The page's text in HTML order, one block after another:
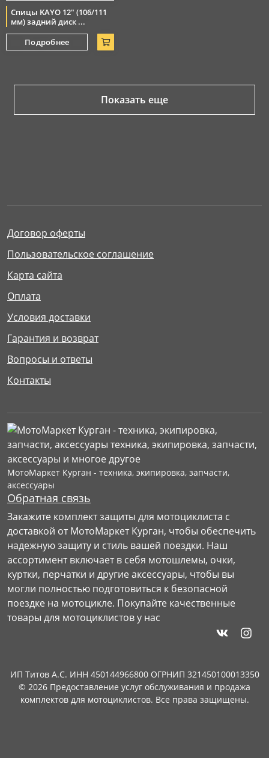
Спицы KAYO 12" (106/111
мм) задний диск ...
Подробнее
Показать еще
Договор оферты
Пользовательское соглашение
Карта сайта
Оплата
Условия доставки
Гарантия и возврат
Вопросы и ответы
Контакты
МотоМаркет Курган - техника, экипировка, запчасти,
аксессуары
Обратная связь
Закажите комплект защиты для мотоциклиста с
доставкой от МотоМаркет Курган, чтобы обеспечить
надежную защиту и стиль вашей поездки. Наш
ассортимент включает в себя мотошлемы, очки,
куртки, перчатки и другие аксессуары, чтобы вы
могли полностью подготовиться к безопасной
поездке на мотоцикле. Покупайте качественные
товары для мотоциклистов у нас
ИП Титов А.С. ИНН 450144966800 ОГРНИП 321450100013350
© 2026 Предоставление услуг обслуживания и продажа
комплектов для мотоциклистов. Все права защищены.